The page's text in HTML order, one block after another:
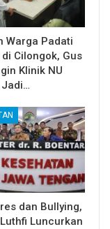
Warga Padati
Cilongok, Gus
Klinik NU
dan Bullying,
Luncurkan